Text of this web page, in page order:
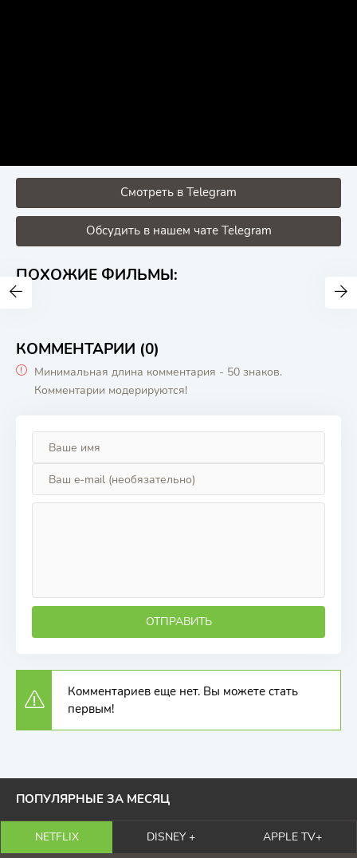
Смотреть в Telegram
Обсудить в нашем чате Telegram
ПОХОЖИЕ ФИЛЬМЫ:
КОММЕНТАРИИ (0)
Минимальная длина комментария - 50 знаков.
Комментарии модерируются!
ОТПРАВИТЬ
Комментариев еще нет. Вы можете стать
первым!
ПОПУЛЯРНЫЕ ЗА МЕСЯЦ
NETFLIX DISNEY + APPLE TV+